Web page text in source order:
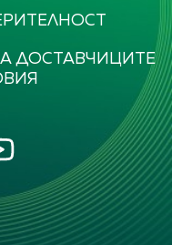
ДОСТАВЧИЦИТЕ